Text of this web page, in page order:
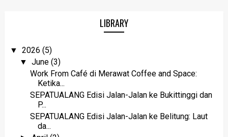
LIBRARY
▼ 2026 (5)
▼June(3)
Work From Café di Merawat Coffee and Space:
Ketika...
SEPATUALANG Edisi Jalan-Jalan ke Bukittinggi dan
P...
SEPATUALANG Edisi Jalan-Jalan ke Belitung: Laut
da...